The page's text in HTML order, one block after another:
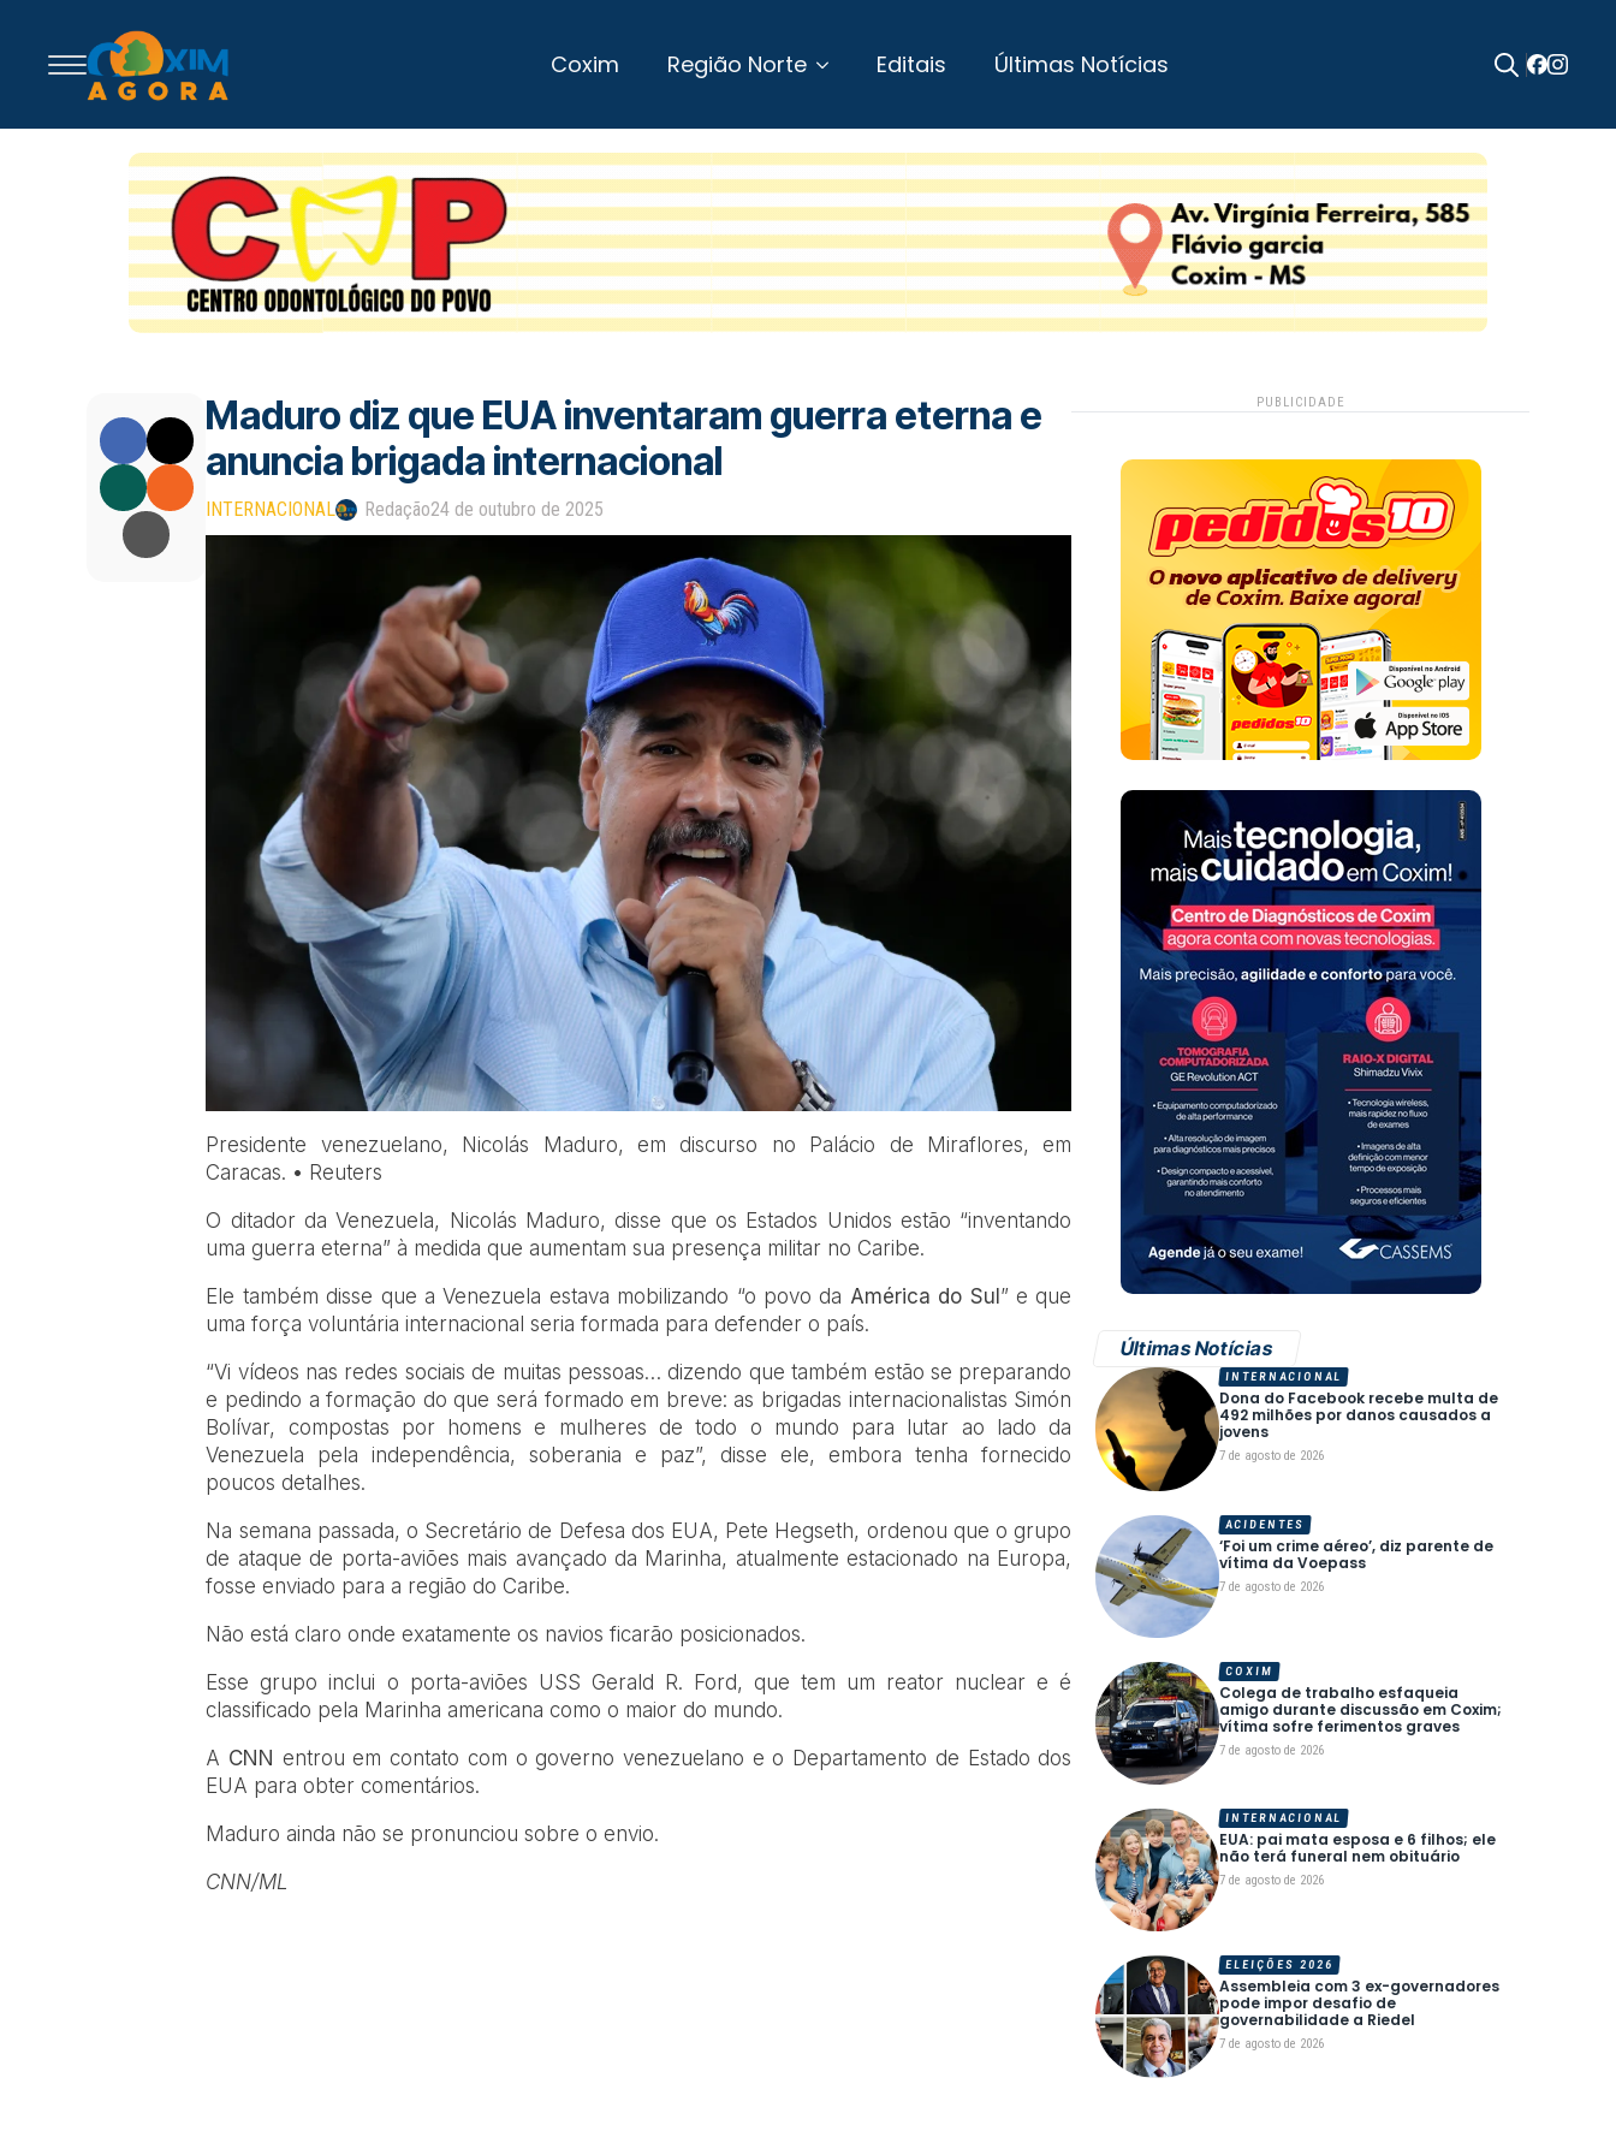
Coxim Região Norte Editais Últimas Notícias
Maduro diz que EUA inventaram guerra eterna e
anuncia brigada internacional
INTERNACIONAL Redação24 de outubro de 2025
Presidente venezuelano, Nicolás Maduro, em discurso no Palácio de Miraflores, em
Caracas. • Reuters
O ditador da Venezuela, Nicolás Maduro, disse que os Estados Unidos estão “inventando
uma guerra eterna” à medida que aumentam sua presença militar no Caribe.
Ele também disse que a Venezuela estava mobilizando “o povo da América do Sul ” e que
uma força voluntária internacional seria formada para defender o país.
“Vi vídeos nas redes sociais de muitas pessoas… dizendo que também estão se preparando
e pedindo a formação do que será formado em breve: as brigadas internacionalistas Simón
Bolívar, compostas por homens e mulheres de todo o mundo para lutar ao lado da
Venezuela pela independência, soberania e paz”, disse ele, embora tenha fornecido
poucos detalhes.
Na semana passada, o Secretário de Defesa dos EUA, Pete Hegseth, ordenou que o grupo
de ataque de porta-aviões mais avançado da Marinha, atualmente estacionado na Europa,
fosse enviado para a região do Caribe.
Não está claro onde exatamente os navios ficarão posicionados.
Esse grupo inclui o porta-aviões USS Gerald R. Ford, que tem um reator nuclear e é
classificado pela Marinha americana como o maior do mundo.
A CNN entrou em contato com o governo venezuelano e o Departamento de Estado dos
EUA para obter comentários.
Maduro ainda não se pronunciou sobre o envio.
CNN/ML
PUBLICIDADE
Últimas Notícias
Dona do Facebook recebe multa de
492 milhões por danos causados a
jovens
7 de agosto de 2026
INTERNACIONAL
‘Foi um crime aéreo’, diz parente de
vítima da Voepass
7 de agosto de 2026
ACIDENTES
Colega de trabalho esfaqueia
amigo durante discussão em Coxim;
vítima sofre ferimentos graves
7 de agosto de 2026
COXIM
EUA: pai mata esposa e 6 filhos; ele
não terá funeral nem obituário
7 de agosto de 2026
INTERNACIONAL
Assembleia com 3 ex-governadores
pode impor desafio de
governabilidade a Riedel
7 de agosto de 2026
ELEIÇÕES 2026